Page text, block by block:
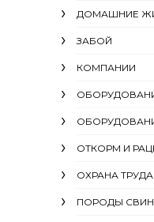
ДОМАШНИЕ
ЗАБОЙ
КОМПАНИИ
ОТКОРМ И
ОХРАНА ТРУДА
ПОРОДЫ